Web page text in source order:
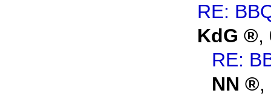
RE:
KdG
,
RE:
NN
,